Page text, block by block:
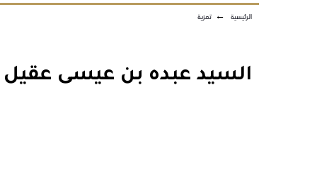
الرئيسية ← تعزية
السيد عبده بن عيسى عقيل